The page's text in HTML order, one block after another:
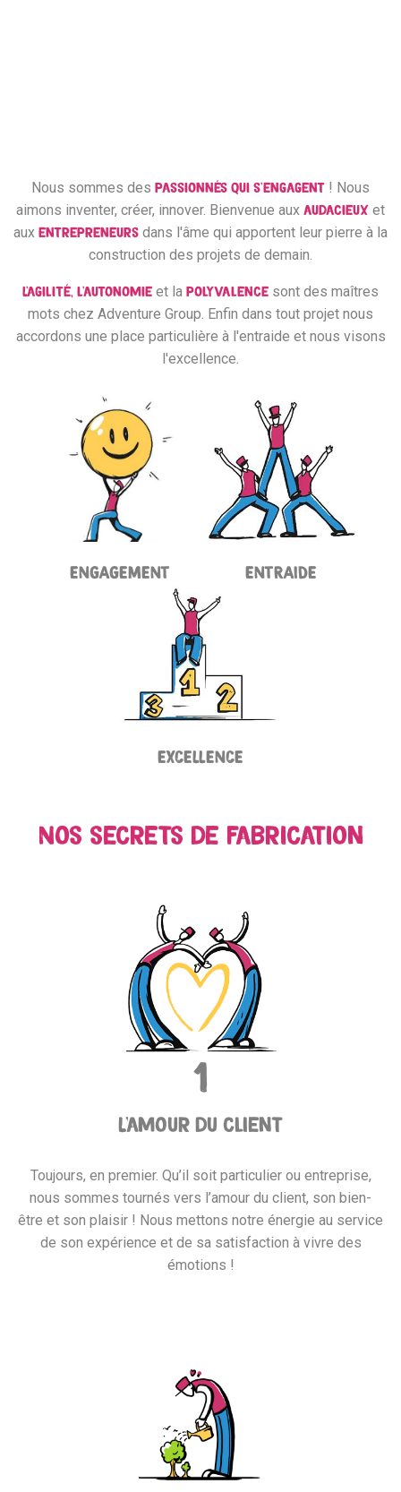
Nous sommes des passionnés qui s'engagent ! Nous
aimons inventer, créer, innover. Bienvenue aux audacieux et
aux entrepreneurs dans l'âme qui apportent leur pierre à la
construction des projets de demain.
L'agilité, l'autonomie et la polyvalence sont des maîtres
mots chez Adventure Group. Enfin dans tout projet nous
accordons une place particulière à l'entraide et nous visons
l'excellence.
ENGAGEMENT ENTRAIDE
EXCELLENCE
Nos secrets de fabrication
1
L'amour du client
Toujours, en premier. Qu’il soit particulier ou entreprise,
nous sommes tournés vers l’amour du client, son bien-
être et son plaisir ! Nous mettons notre énergie au service
de son expérience et de sa satisfaction à vivre des
émotions !